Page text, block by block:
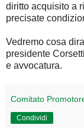
diritto acquisito a
precisate
Vedremo cosa
presidente
e avvocatura.
Comitato
Condividi